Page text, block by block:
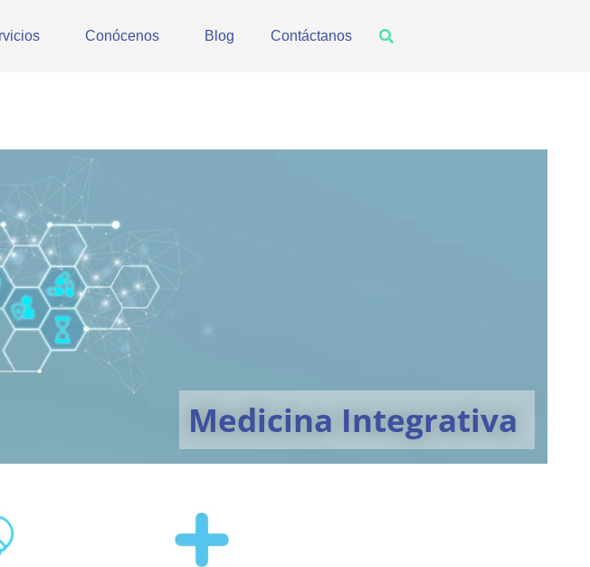
Conócenos Blog Contáctanos
Medicina Integrativa